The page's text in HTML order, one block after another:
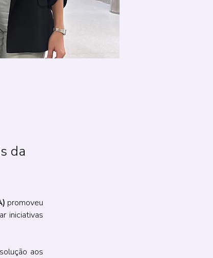
da
promoveu
iniciativas
aos